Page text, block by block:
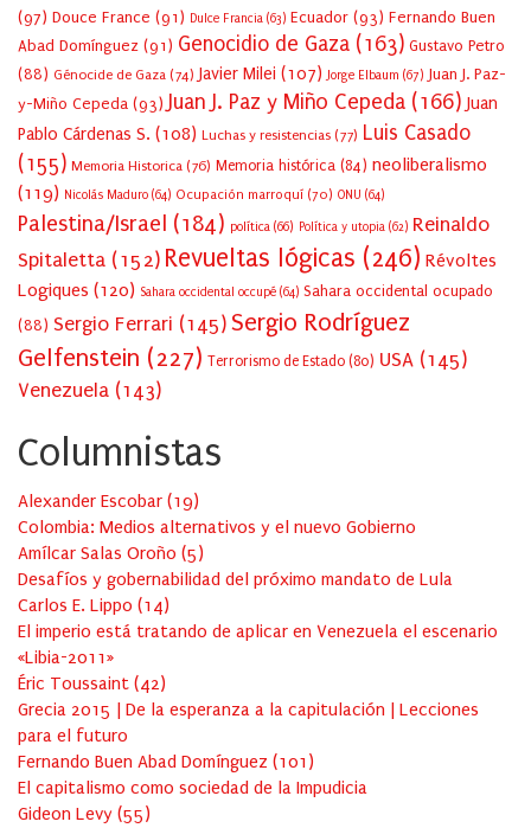
(97) Douce France (91) Dulce Francia (63) Ecuador (93) Fernando Buen
Abad Domínguez (91) Genocidio de Gaza (163) Gustavo Petro
(88) Génocide de Gaza (74) Javier Milei (107) Jorge Elbaum (67) Juan J. Paz-
y-Miño Cepeda (93) Juan J. Paz y Miño Cepeda (166) Juan
Pablo Cárdenas S. (108) Luchas y resistencias (77) Luis Casado
(155) Memoria Historica (76) Memoria histórica (84) neoliberalismo
(119) Nicolás Maduro (64) Ocupación marroquí (70) ONU (64)
Palestina/Israel (184) política (66) Política y utopia (62) Reinaldo
Spitaletta (152) Revueltas lógicas (246) Révoltes
Logiques (120) Sahara occidental occupé (64) Sahara occidental ocupado
(88) Sergio Ferrari (145) Sergio Rodríguez
Gelfenstein (227) Terrorismo de Estado (80) USA (145)
Venezuela (143)
Columnistas
Alexander Escobar (19)
Colombia: Medios alternativos y el nuevo Gobierno
Amílcar Salas Oroño (5)
Desafíos y gobernabilidad del próximo mandato de Lula
Carlos E. Lippo (14)
El imperio está tratando de aplicar en Venezuela el escenario
«Libia-2011»
Éric Toussaint (42)
Grecia 2015 | De la esperanza a la capitulación | Lecciones
para el futuro
Fernando Buen Abad Domínguez (101 )
El capitalismo como sociedad de la Impudicia
Gideon Levy (55)